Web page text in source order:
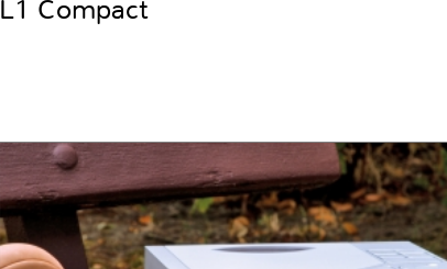
L1 Compact